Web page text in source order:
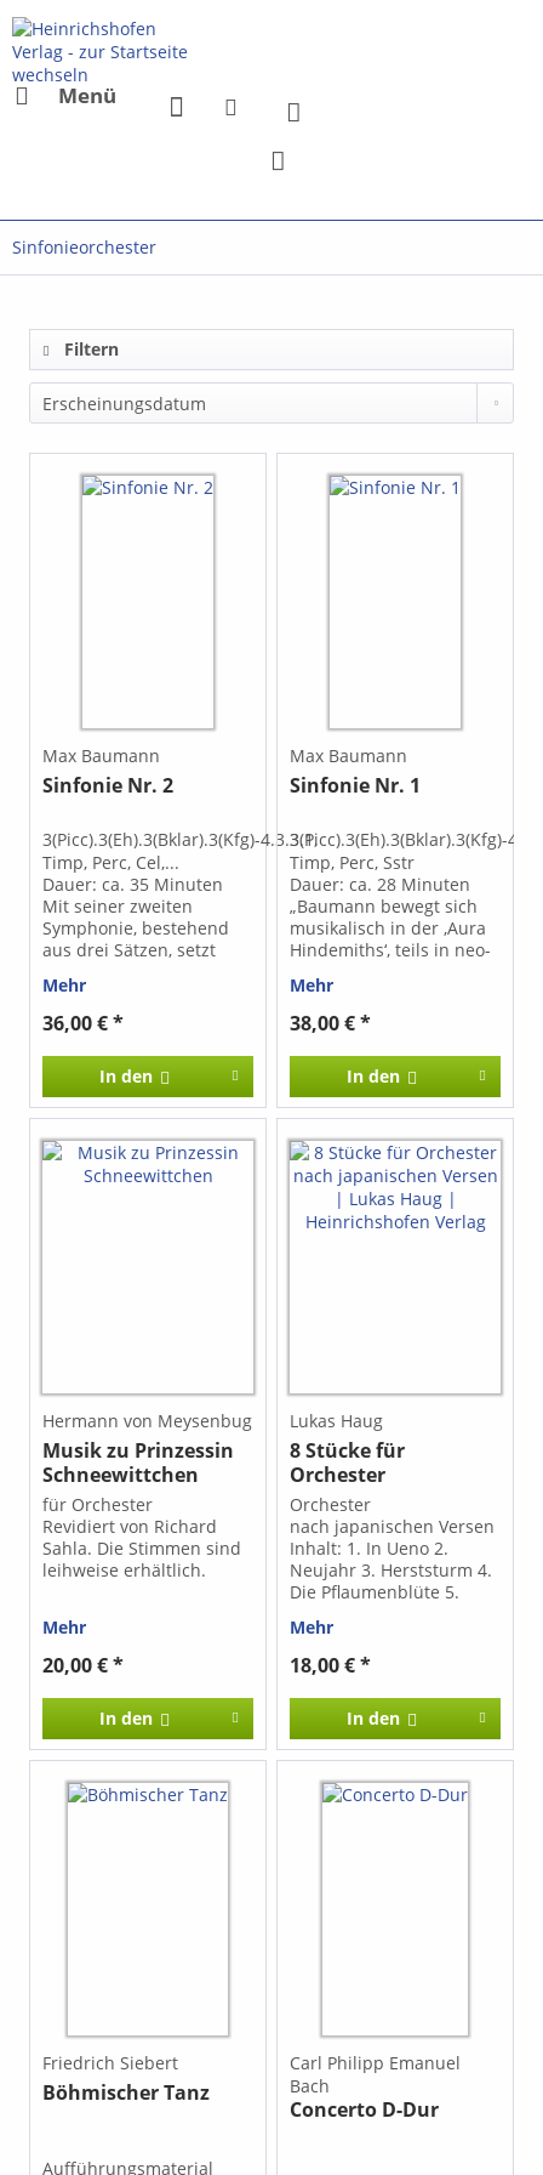
Menü
Sinfonieorchester
Filtern
Max Baumann
Sinfonie Nr. 2
3(Picc).3(Eh).3(Bklar).3(Kfg)-4.3.3.1,
Timp, Perc, Cel,...
Dauer: ca. 35 Minuten
Mit seiner zweiten
Symphonie, bestehend
aus drei Sätzen, setzt
Tradition insofern fort,
als dass er – tonal
komponierend – in
beiden Ecksätzen einem
rhythmisch-motorischen
musikalischen
Hauptthema ein
gesangliches
Seitenthema
gegenüberstellt.
Grund, Vorsitzender der
Max-Baumann-
Gesellschaft) UA:
14.04.2024 in Kronach
(Vogtland-Philharmonie
unter Marius Popp)
Stimmen: Mietmaterial
Mehr
36,00 € *
In den
Max Baumann
Sinfonie Nr. 1
3(Picc).3(Eh).3(Bklar).3(Kfg)-
Timp, Perc, Sstr
Dauer: ca. 28 Minuten
„Baumann bewegt sich
musikalisch in der ‚Aura
Hindemiths‘, teils in neo­
in erweiterter und modal
geprägter Tonalität, teils
im Umgang mit
spätromantischer Musik,
immer im Festhalten am
Primaten der Melodie."
(Johannes Laas über Max
Baumanns 1. Symphonie)
UA: 17.05.2024 in
Kronach (Hofer
Symphoniker unter
Manuel Grund) Stimmen:
Mehr
38,00 € *
In den
Hermann von Meysenbug
Musik zu Prinzessin
Schneewittchen
für Orchester
Revidiert von Richard
Sahla. Die Stimmen sind
leihweise erhältlich.
Mehr
20,00 € *
In den
Lukas Haug
8 Stücke für
Orchester
Orchester
nach japanischen Versen
Inhalt: 1. In Ueno 2.
Neujahr 3. Herststurm 4.
Die Pflaumenblüte 5.
Die gefangene Nachtigall
7. Der Mond läuft 8. Der
Weidenbaum
Aufführungsmaterial
leihweise
Mehr
18,00 € *
In den
Friedrich Siebert
Böhmischer Tanz
Aufführungsmaterial
Carl Philipp Emanuel
Bach
Concerto D-Dur